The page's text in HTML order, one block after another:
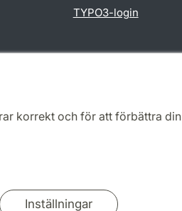
korrekt och för att förbättra din
Inställningar
TYPO3-login